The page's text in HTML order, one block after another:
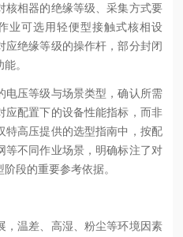
核相器的绝缘等级、采集方式要
业可选用轻便型接触式核相设
应绝缘等级的操作杆，部分封闭
。
电压等级与场景类型，确认所需
应配置下的设备性能指标，而非
特高压提供的选型指南中，按配
等不同作业场景，明确标注了对
段的重要参考依据。
，温差、高湿、粉尘等环境因素